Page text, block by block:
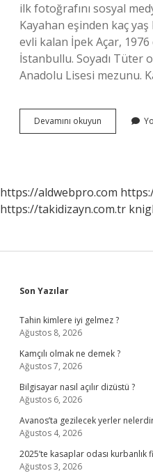
ilk fotoğrafını sosyal
Kayahan eşinden kaç
evli kalan İpek Açar,
İstanbullu. Soyadı Tüter
Anadolu Lisesi mezunu.
Devamını okuyun Kayahan
Kaç
https://aldwebpro.com
https://takidizayn.com.tr
Sidebar
Son Yazılar
Tahin kimlere iyi gelmez ?
Ağustos 8, 2026
Kamçılı olmak ne demek ?
Ağustos 7, 2026
Bilgisayar nasıl açılır dizüstü ?
Ağustos 6, 2026
Avanos’ta gezilecek yerler
Ağustos 4, 2026
2025’te kasaplar odası kurbanlık
Ağustos 3, 2026